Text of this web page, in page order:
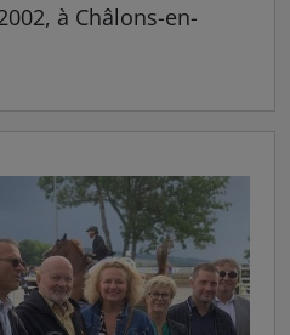
à Châlons-en-